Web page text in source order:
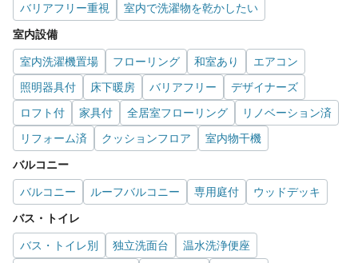
バリアフリー重視
室内で洗濯物を乾かしたい
室内設備
室内洗濯機置場 フローリング 和室あり
エアコン
照明器具付
床下暖房 バリアフリー
デザイナーズ
ロフト付
家具付 全居室フローリング
リノベーション済
リフォーム済
クッションフロア 室内物干機
バルコニー
バルコニー ルーフバルコニー 専用庭付 ウッドデッキ
バス・トイレ
バス・トイレ別 独立洗面台
温水洗浄便座